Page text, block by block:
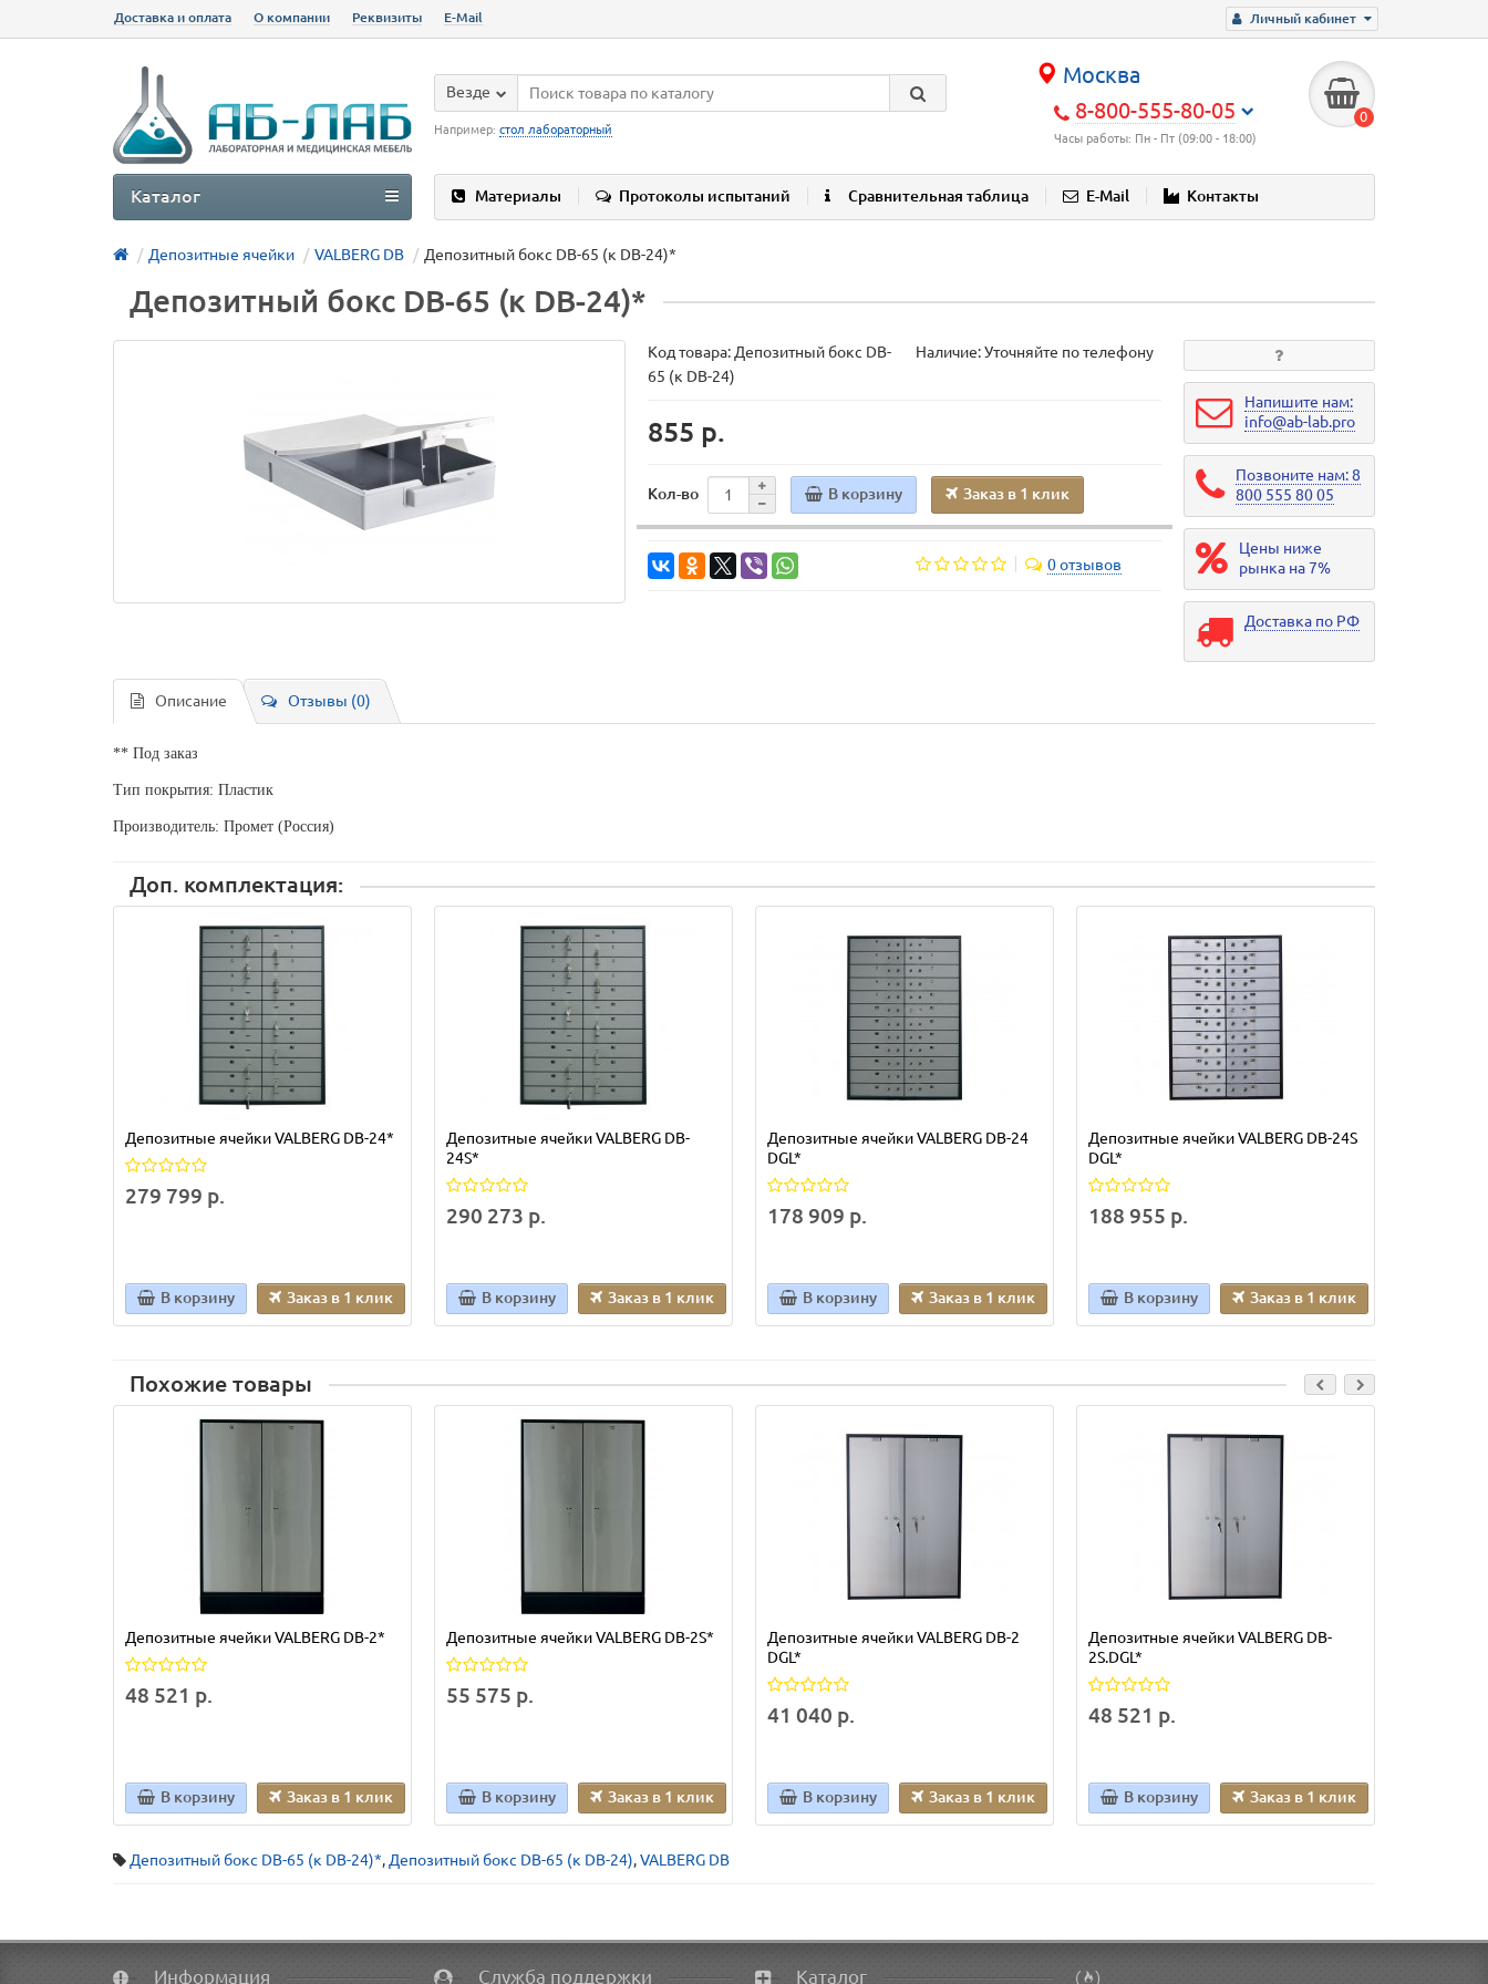
Личный кабинет
Доставка и оплата О компании Реквизиты E-Mail
Москва
8-800-555-80-05
Часы работы: Пн - Пт (09:00 - 18:00)
0
Везде
Например: стол лабораторный
Материалы Протоколы испытаний Сравнительная таблица E-Mail Контакты
Каталог
Депозитные ячейки VALBERG DB Депозитный бокс DB-65 (к DB-24)*
Депозитный бокс DB-65 (к DB-24)*
Код товара: Депозитный бокс DB-
65 (к DB-24)
Наличие: Уточняйте по телефону
855 р.
Кол-во В корзину Заказ в 1 клик
0 отзывов
Напишите нам:
info@ab-lab.pro
Позвоните нам: 8
800 555 80 05
Цены ниже
рынка на 7%
Доставка по РФ
Описание Отзывы (0)
** Под заказ
Тип покрытия: Пластик
Производитель: Промет (Россия)
Доп. комплектация:
Депозитные ячейки VALBERG DB-24*
279 799 р.
В корзину Заказ в 1 клик
Депозитные ячейки VALBERG DB-
24S*
290 273 р.
В корзину Заказ в 1 клик
Депозитные ячейки VALBERG DB-24
DGL*
178 909 р.
В корзину Заказ в 1 клик
Депозитные ячейки VALBERG DB-24S
DGL*
188 955 р.
В корзину Заказ в 1 клик
Похожие товары
Депозитные ячейки VALBERG DB-2*
48 521 р.
В корзину Заказ в 1 клик
Депозитные ячейки VALBERG DB-2S*
55 575 р.
В корзину Заказ в 1 клик
Депозитные ячейки VALBERG DB-2
DGL*
41 040 р.
В корзину Заказ в 1 клик
Депозитные ячейки VALBERG DB-
2S.DGL*
48 521 р.
В корзину Заказ в 1 клик
Депозитный бокс DB-65 (к DB-24)*, Депозитный бокс DB-65 (к DB-24),VALBERG DB
Информация Служба поддержки Каталог